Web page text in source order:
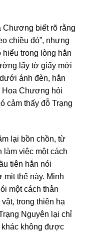
Chương biết rõ rằng
chiều đó”, nhưng
trong lòng hắn
lấy tờ giấy mới
ánh đèn, hắn
Hoa Chương hỏi
cảm thấy đỗ Trạng
lại bồn chồn, từ
việc một cách
tiên hắn nói
thế này. Minh
một cách thản
trong thiên hạ
Nguyên lại chỉ
không được